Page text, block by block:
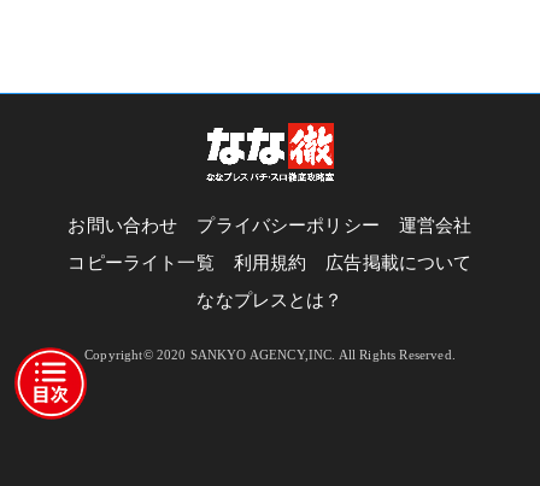
お問い合わせ プライバシーポリシー
運営会社
コピーライト一覧
利用規約
広告掲載について
ななプレスとは？
Copyright© 2020 SANKYO AGENCY,INC. All Rights Reserved.